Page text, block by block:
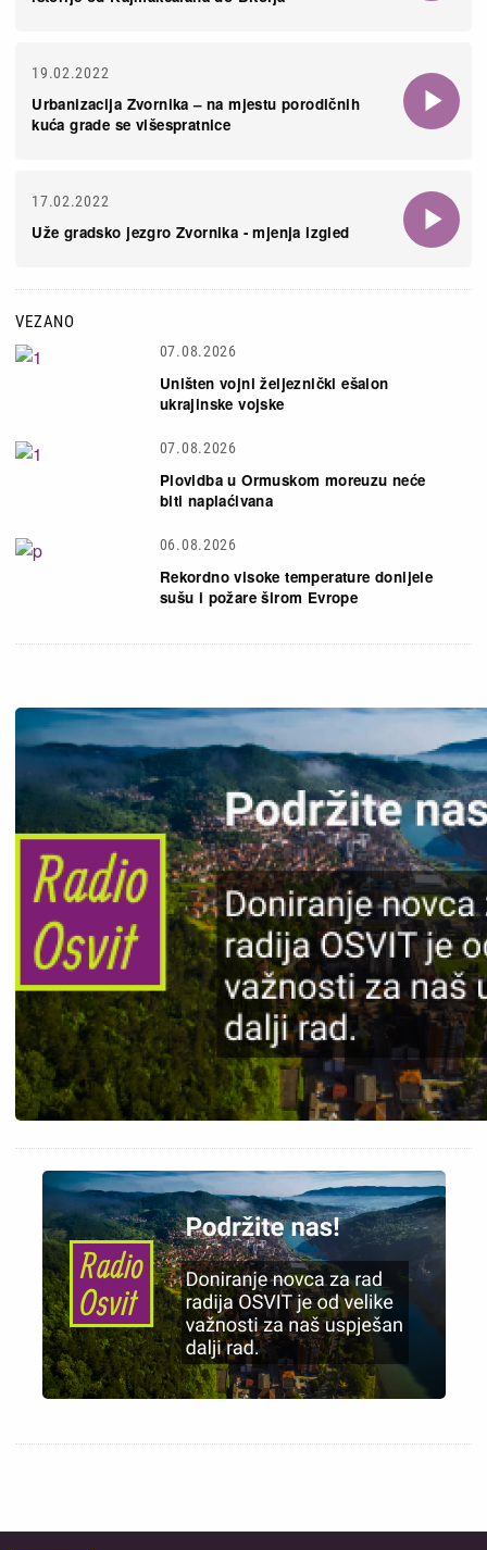
19.02.2022
Urbanizacija Zvornika – na mjestu porodičnih
kuća grade se višespratnice
17.02.2022
Uže gradsko jezgro Zvornika - mjenja izgled
VEZANO
07.08.2026
Uništen vojni željeznički ešalon
ukrajinske vojske
07.08.2026
Plovidba u Ormuskom moreuzu neće
biti naplaćivana
06.08.2026
Rekordno visoke temperature donijele
sušu i požare širom Evrope
Slika